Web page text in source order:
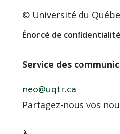
© Université du
Énoncé de confidentialité
Service des
neo@uqtr.ca
Partagez-nous vos